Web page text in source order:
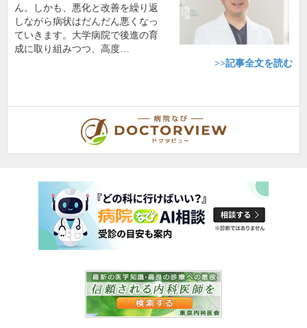
ん。しかも、悪化と改善を繰り返
しながら病状はだんだん悪くなっ
ていきます。大学病院で後進の育
成に取り組みつつ、高度…
>>記事全文を読む